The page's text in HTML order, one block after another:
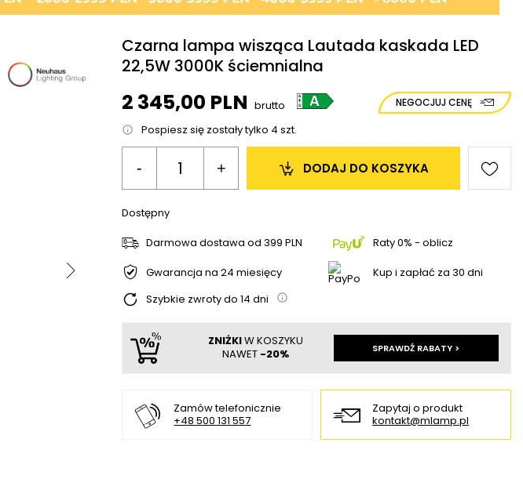
Czarna lampa wisząca Lautada kaskada LED
22,5W 3000K ściemnialna
2 345,00 PLN brutto NEGOCJUJ CENĘ
Pospiesz się zostały tylko 4 szt.
- + DO KOSZYKA
Dostępny
Darmowa dostawa od399 PLN
Raty 0% - oblicz
Gwarancja na 24 miesięcy
Kup i zapłać za 30 dni
Szybkie zwroty do 14 dni
ZNIŻKIW KOSZYKU
NAWET -20% SPRAWDŹ RABATY >
Zamów telefonicznie
+48 500 131 557
Zapytaj o produkt
kontakt@mlamp.pl